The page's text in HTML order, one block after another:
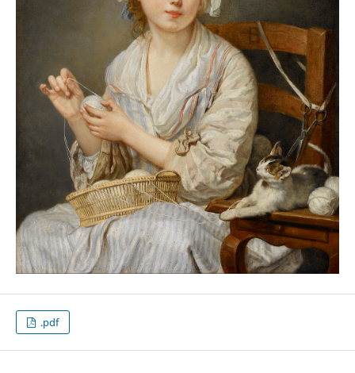
.pdf